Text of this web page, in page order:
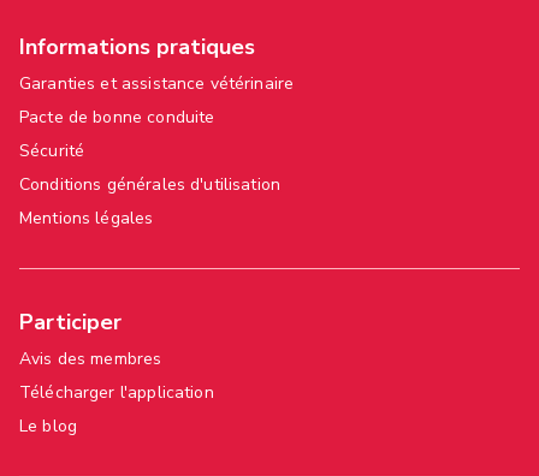
Informations pratiques
Garanties et assistance vétérinaire
Pacte de bonne conduite
Sécurité
Conditions générales d'utilisation
Mentions légales
Participer
Avis des membres
Télécharger l'application
Le blog